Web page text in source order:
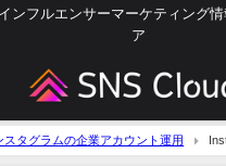
ンフルエンサーマーケティング
ア
スタグラムの企業アカウント運用
などを解説